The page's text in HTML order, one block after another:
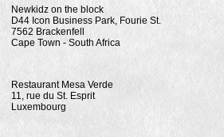
Newkidz on the block
D44 Icon Business Park, Fourie St.
7562 Brackenfell
Cape Town - South Africa
Restaurant Mesa Verde
11, rue du St. Esprit
Luxembourg